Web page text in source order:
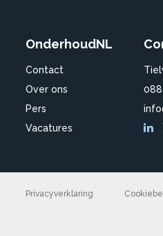
OnderhoudNL
Contact
Over ons
Pers
Vacatures
Privacyverklaring